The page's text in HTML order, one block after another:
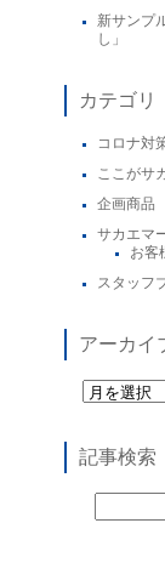
新サンプ
し」
カテゴリ
コロナ対
ここがサ
企画商品
サカエマ
お客
スタッフ
アーカイ
記事検索